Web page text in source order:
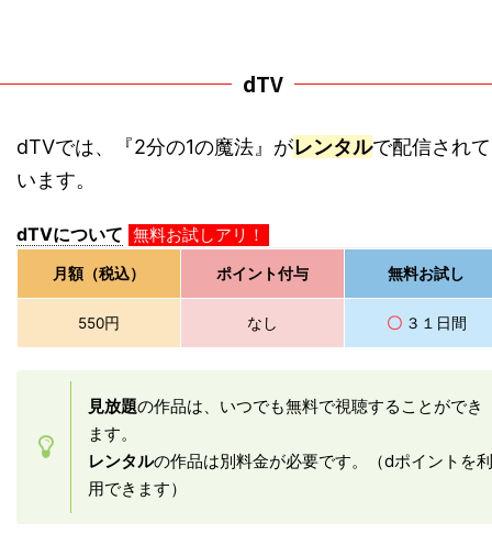
dTV
dTVでは、『2分の1の魔法』がレンタルで配信されて
います。
dTVについて 無料お試しアリ！
月額（税込） ポイント付与 無料お試し
550円 なし 〇 ３１日間
見放題の作品は、いつでも無料で視聴することができ
ます。
レンタルの作品は別料金が必要です。（dポイントを利
用できます）